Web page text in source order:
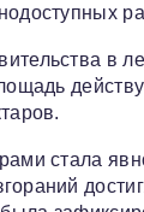
в
стала